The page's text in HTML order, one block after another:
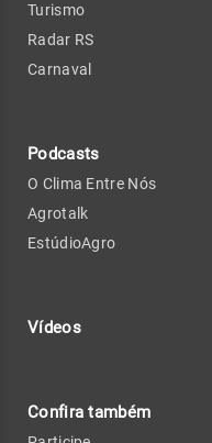
Turismo
Radar RS
Carnaval
Podcasts
O Clima Entre Nós
Agrotalk
EstúdioAgro
Vídeos
Confira também